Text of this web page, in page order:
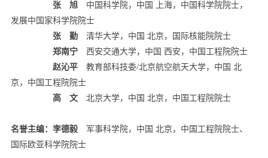
张 旭 中国科学院，中国 上海，中国科学院院士，
发展中国家科学院院士
张 勤 清华大学，中国 北京，国际核能院院士
郑南宁 西安交通大学，中国 西安，中国工程院院士
赵沁平 教育部科技委/北京航空航天大学，中国 北
京，中国工程院院士
高 文 北京大学，中国 北京，中国工程院院士
名誉主编： 李德毅 军事科学院，中国 北京，中国工程院院士、
国际欧亚科学院院士